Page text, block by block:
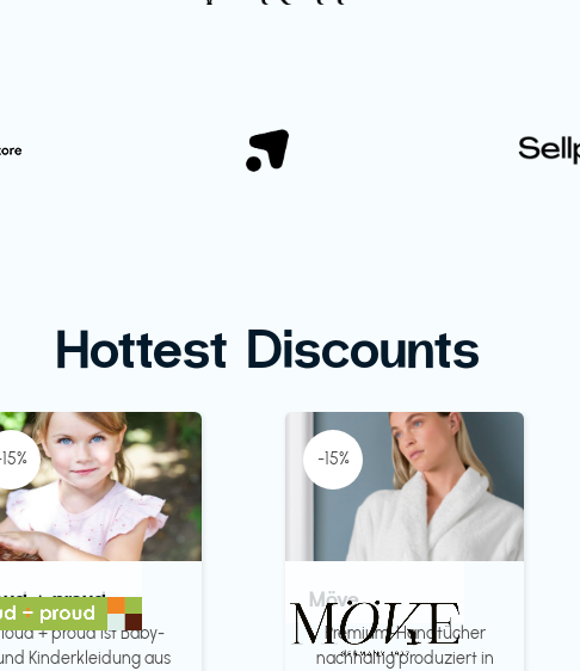
Hottest Discounts
+ proud
loud + proud ist Baby-
Kinderkleidung aus
-15%
Möve
Premium-Handtücher
nachhaltig produziert in